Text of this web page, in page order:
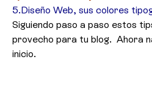
5.Diseño Web, sus colores
Siguiendo paso a paso estos
provecho para tu blog. Ahora
inicio.